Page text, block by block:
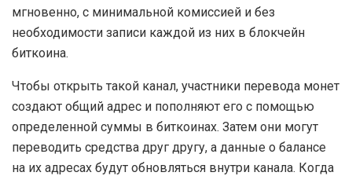
мгновенно, с минимальной комиссией и без
необходимости записи каждой из них в блокчейн
биткоина.
Чтобы открыть такой канал, участники перевода монет
создают общий адрес и пополняют его с помощью
определенной суммы в биткоинах. Затем они могут
переводить средства друг другу, а данные о балансе
на их адресах будут обновляться внутри канала. Когда